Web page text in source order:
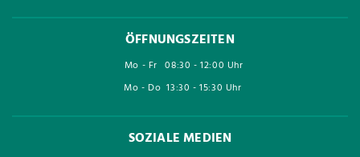
ÖFFNUNGSZEITEN
Mo - Fr 08:30 - 12:00 Uhr
Mo - Do 13:30 - 15:30 Uhr
SOZIALE MEDIEN